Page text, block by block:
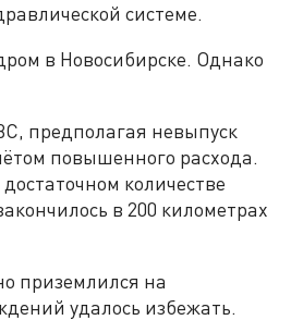
системе.
в Новосибирске. Однако
предполагая невыпуск
повышенного расхода.
количестве
в 200 километрах
приземлился на
удалось избежать.